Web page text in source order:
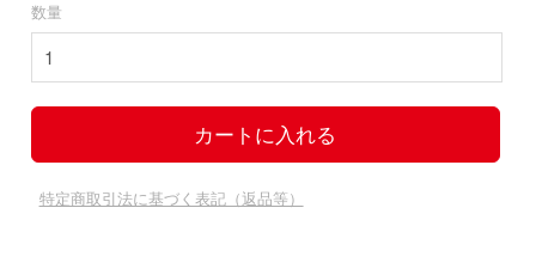
数量
特定商取引法に基づく表記（返品等）